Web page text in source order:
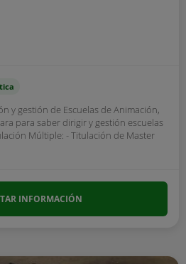
y gestión de Escuelas de Animación,
para saber dirigir y gestión escuelas
Múltiple: - Titulación de Master
INFORMACIÓN